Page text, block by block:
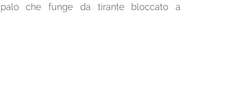
palo che funge da tirante bloccato a